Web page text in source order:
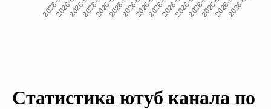
Статистика ютуб канала по